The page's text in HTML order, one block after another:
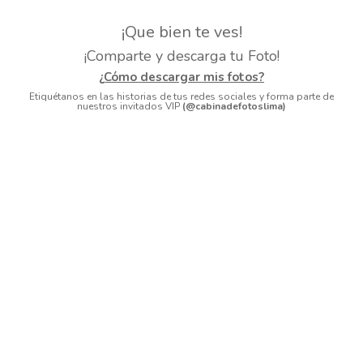
¡Que bien te ves!
¡Comparte y descarga tu Foto!
¿Cómo descargar mis fotos?
Etiquétanos en las historias de tus redes sociales y forma parte de
nuestros invitados VIP (@cabinadefotoslima)